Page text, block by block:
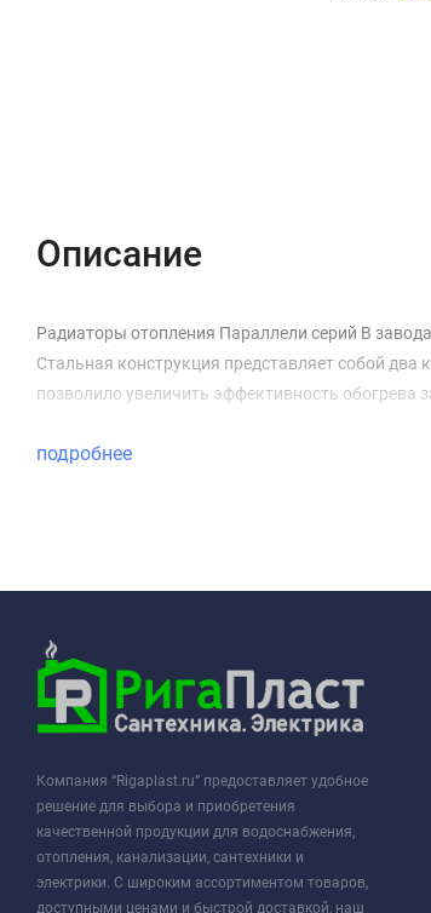
Описание
Радиаторы отопления Параллели серий В
Стальная конструкция представляет собой
позволило увеличить эффективность обогрева
подробнее
Компания “Rigaplast.ru” предоставляет удобное
решение для выбора и приобретения
качественной продукции для водоснабжения,
отопления, канализации, сантехники и
электрики. С широким ассортиментом товаров,
доступными ценами и быстрой доставкой, наш